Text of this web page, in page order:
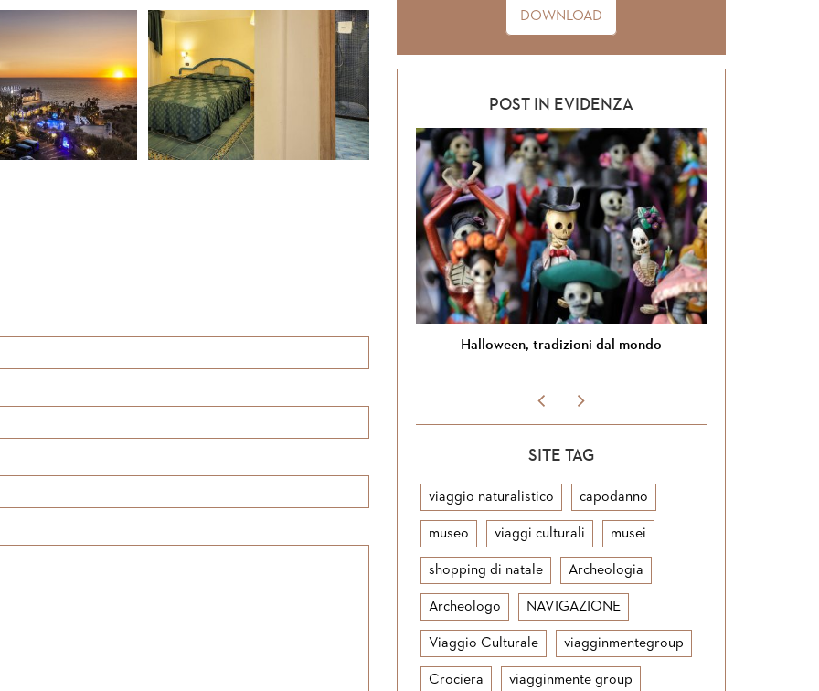
DOWNLOAD
POST IN EVIDENZA
Halloween, tradizioni dal mondo
SITE TAG
viaggio naturalistico capodanno
museo viaggi culturali musei
shopping di natale Archeologia
Archeologo NAVIGAZIONE
Viaggio Culturale viagginmentegroup
Crociera viagginmente group